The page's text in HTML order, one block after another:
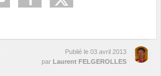
Publié le 03 avril 2013
par Laurent FELGEROLLES